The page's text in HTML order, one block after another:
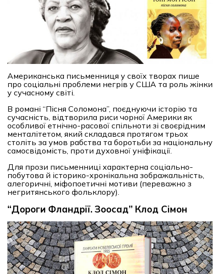
Американська письменниця у своїх творах пише
про соціальні проблеми негрів у США та роль жінки
у сучасному світі.
В романі “Пісня Соломона”, поєднуючи історію та
сучасність, відтворила риси чорної Америки як
особливої етнічно-расової спільноти зі своєрідним
менталітетом, який складався протягом трьох
століть за умов рабства та боротьби за національну
самосвідомість, проти духовної уніфікації.
Для прози письменниці характерна соціально-
побутова й історико-хронікальна зображальність,
алегоричні, міфопоетичні мотиви (переважно з
негритянського фольклору).
“Дороги Фландрії. Зоосад” Клод Сімон